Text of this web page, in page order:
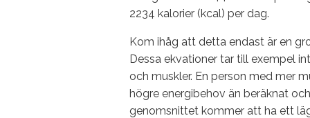
2234 kalorier (kcal) per dag.
Kom ihåg att detta endast är en
Dessa ekvationer tar till exempel
och muskler. En person med mer
högre energibehov än beräknat
genomsnittet kommer att ha ett